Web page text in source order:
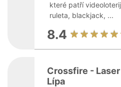
které patří
ruleta, blackjack, ...
8.4
Crossfire -
Lípa